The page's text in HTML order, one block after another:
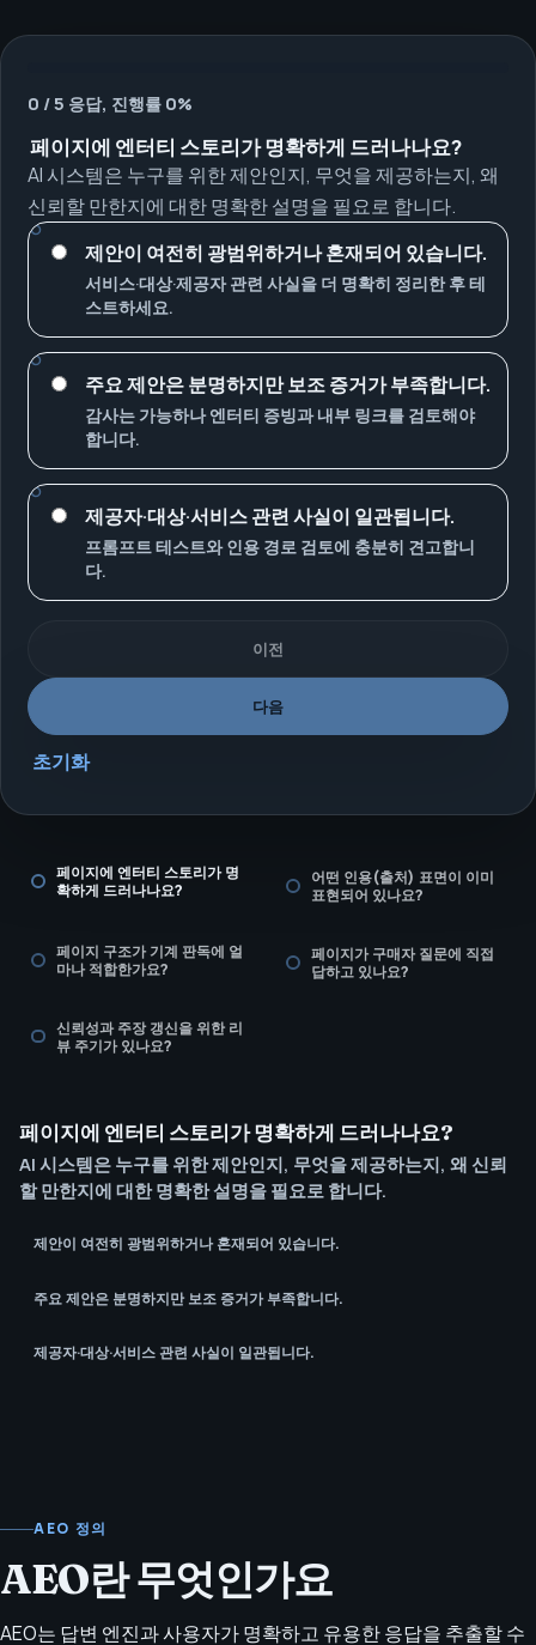
0 / 5 응답, 진행률 0%
페이지에 엔터티 스토리가 명확하게 드러나나요?
AI 시스템은 누구를 위한 제안인지, 무엇을 제공하는지, 왜
신뢰할 만한지에 대한 명확한 설명을 필요로 합니다.
제안이 여전히 광범위하거나 혼재되어 있습니다.
서비스·대상·제공자 관련 사실을 더 명확히 정리한 후 테
스트하세요.
주요 제안은 분명하지만 보조 증거가 부족합니다.
감사는 가능하나 엔터티 증빙과 내부 링크를 검토해야
합니다.
제공자·대상·서비스 관련 사실이 일관됩니다.
프롬프트 테스트와 인용 경로 검토에 충분히 견고합니
다.
이전
다음
초기화
페이지에 엔터티 스토리가 명
확하게 드러나나요?
어떤 인용(출처) 표면이 이미
표현되어 있나요?
페이지 구조가 기계 판독에 얼
마나 적합한가요?
페이지가 구매자 질문에 직접
답하고 있나요?
신뢰성과 주장 갱신을 위한 리
뷰 주기가 있나요?
페이지에 엔터티 스토리가 명확하게 드러나나요?
AI 시스템은 누구를 위한 제안인지, 무엇을 제공하는지, 왜 신뢰
할 만한지에 대한 명확한 설명을 필요로 합니다.
제안이 여전히 광범위하거나 혼재되어 있습니다.
주요 제안은 분명하지만 보조 증거가 부족합니다.
제공자·대상·서비스 관련 사실이 일관됩니다.
AEO 정의
AEO란 무엇인가요
AEO는 답변 엔진과 사용자가 명확하고 유용한 응답을 추출할 수